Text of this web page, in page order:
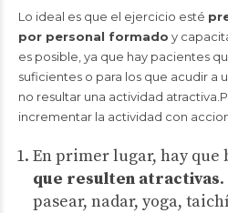
Lo ideal es que el ejercicio esté
por personal formado y
es posible, ya que hay pacientes
suficientes o para los que acudir
no resultar una actividad
incrementar la actividad con
En primer lugar, hay que
que resulten atractivas
pasear, nadar, yoga,